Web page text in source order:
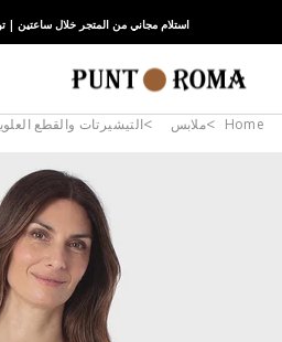
استلام مجاني من المتجر خلال ساعتين |
Home ملابس التيشيرتات والقطع